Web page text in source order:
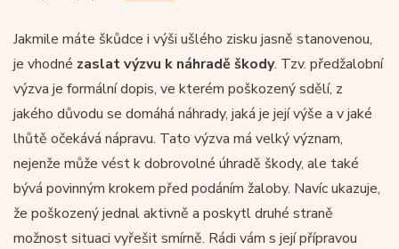
Jakmile máte škůdce i výši ušlého zisku jasně stanovenou,
je vhodné zaslat výzvu k náhradě škody. Tzv. předžalobní
výzva je formální dopis, ve kterém poškozený sdělí, z
jakého důvodu se domáhá náhrady, jaká je její výše a v jaké
lhůtě očekává nápravu. Tato výzva má velký význam,
nejenže může vést k dobrovolné úhradě škody, ale také
bývá povinným krokem před podáním žaloby. Navíc ukazuje,
že poškozený jednal aktivně a poskytl druhé straně
možnost situaci vyřešit smírně. Rádi vám s její přípravou